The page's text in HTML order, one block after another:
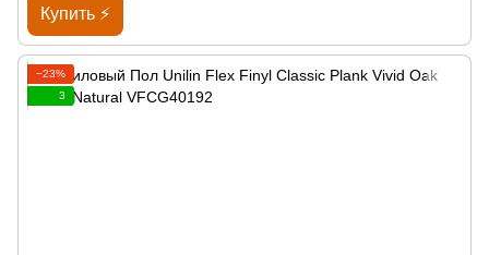
Купить ⚡
−23%
3